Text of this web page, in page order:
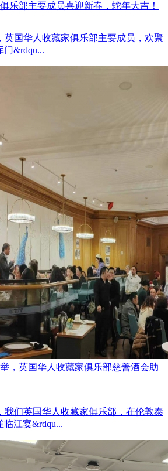
乐部主要成员喜迎新春，蛇年大吉！
英国华人收藏家俱乐部主要成员，欢聚
门&rdqu...
，英国华人收藏家俱乐部慈善酒会助
我们英国华人收藏家俱乐部，在伦敦泰
临江宴&rdqu...